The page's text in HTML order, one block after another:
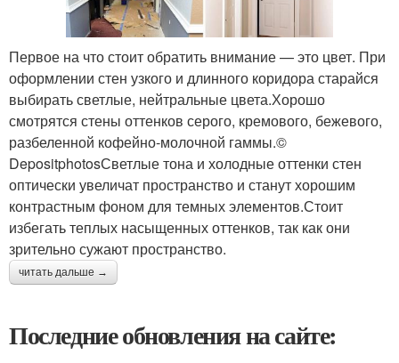
Первое на что стоит обратить внимание — это цвет. При
оформлении стен узкого и длинного коридора старайся
выбирать светлые, нейтральные цвета.Хорошо
смотрятся стены оттенков серого, кремового, бежевого,
разбеленной кофейно-молочной гаммы.©
DepositphotosСветлые тона и холодные оттенки стен
оптически увеличат пространство и станут хорошим
контрастным фоном для темных элементов.Стоит
избегать теплых насыщенных оттенков, так как они
зрительно сужают пространство.
читать дальше →
Последние обновления на сайте: